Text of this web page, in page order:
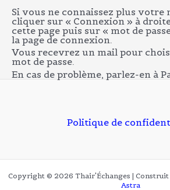
Si vous ne connaissez plus votre
cliquer sur « Connexion » à
cette page puis sur « mot de
la page de connexion.
Vous recevrez un mail pour
mot de passe.
En cas de problème, parlez-en à
Politique de
Copyright © 2026 Thair'Échanges | Construit
Astra